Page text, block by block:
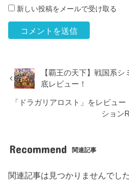
新しい投稿をメールで受け取る
【覇王の天下】戦国系
底レビュー！
「ドラガリアロスト」をレビュ
ション
Recommend 関連記事
関連記事は見つかりませんでした